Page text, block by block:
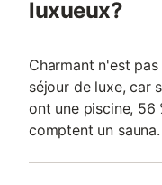
luxueux?
Charmant n'est
séjour de luxe, car
ont une piscine, 56
comptent un sauna.